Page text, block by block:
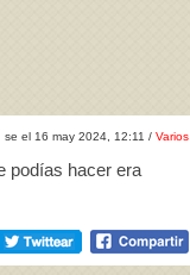
se el 16 may 2024, 12:11 / Varios
podías hacer era